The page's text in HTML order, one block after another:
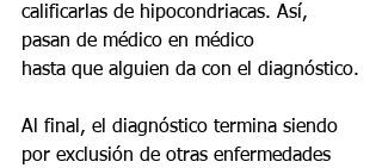
calificarlas de hipocondriacas. Así,
pasan de médico en médico
hasta que alguien da con el diagnóstico.
Al final, el diagnóstico termina siendo
por exclusión de otras enfermedades